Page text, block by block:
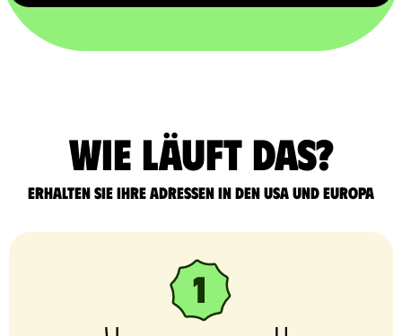
Wie läuft das?
Erhalten Sie Ihre Adressen in den USA und Europa